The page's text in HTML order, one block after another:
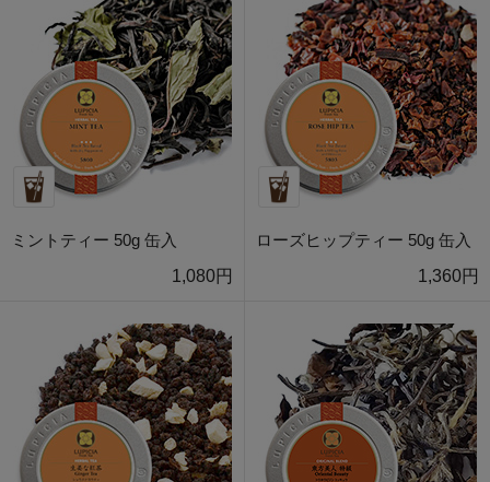
ミントティー 50g 缶入
1,080円
ローズヒップティー 50g 缶入
1,360円